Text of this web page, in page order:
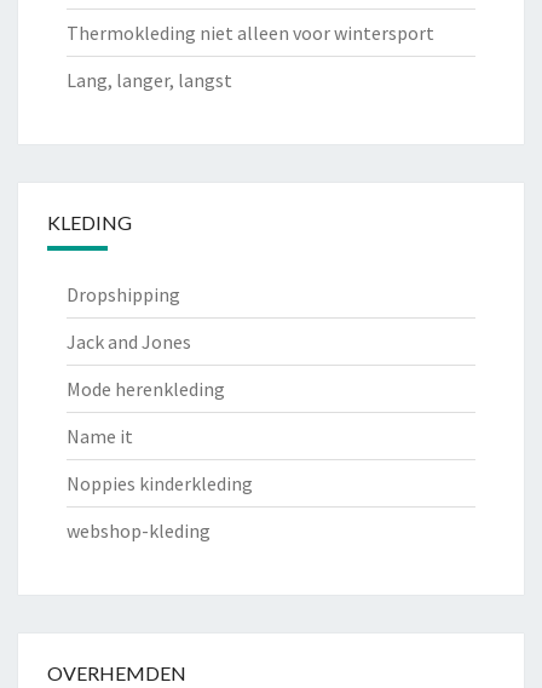
Thermokleding niet alleen voor wintersport
Lang, langer, langst
KLEDING
Dropshipping
Jack and Jones
Mode herenkleding
Name it
Noppies kinderkleding
webshop-kleding
OVERHEMDEN